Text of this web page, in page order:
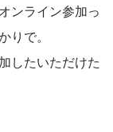
ンライン参加っ
で。
したいただけた